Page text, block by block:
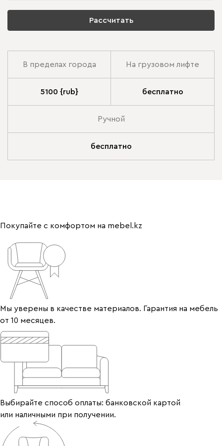
Рассчитать
В пределах города На грузовом лифте
5100 {rub} бесплатно
Ручной
бесплатно
Покупайте с комфортом на mebel.kz
Мы уверены в качестве материалов. Гарантия на мебель
от 10 месяцев.
Выбирайте способ оплаты: банковской картой
или наличными при получении.